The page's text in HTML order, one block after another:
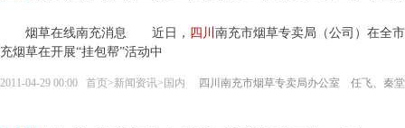
烟草在线南充消息 近日， 四川 南充市烟草专卖局（公司）在全
充烟草在开展“挂包帮”活动中
2011-04-29 00:00 首页>新闻资讯> 国内 四川南充市烟草专卖局办公室 任飞、秦